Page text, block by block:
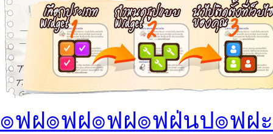
๏ฟฝ๏ฟฝ๏ฟฝ๏ฟฝ่นป๏ฟฝ